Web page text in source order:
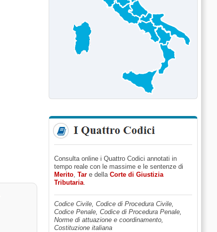
Consulta online i Quattro Codici annotati in
tempo reale con le massime e le sentenze di
Merito, Tare della Corte di Giustizia
Tributaria.
Codice Civile, Codice di Procedura Civile,
Codice Penale, Codice di Procedura Penale,
Norme di attuazione e coordinamento,
Costituzione italiana